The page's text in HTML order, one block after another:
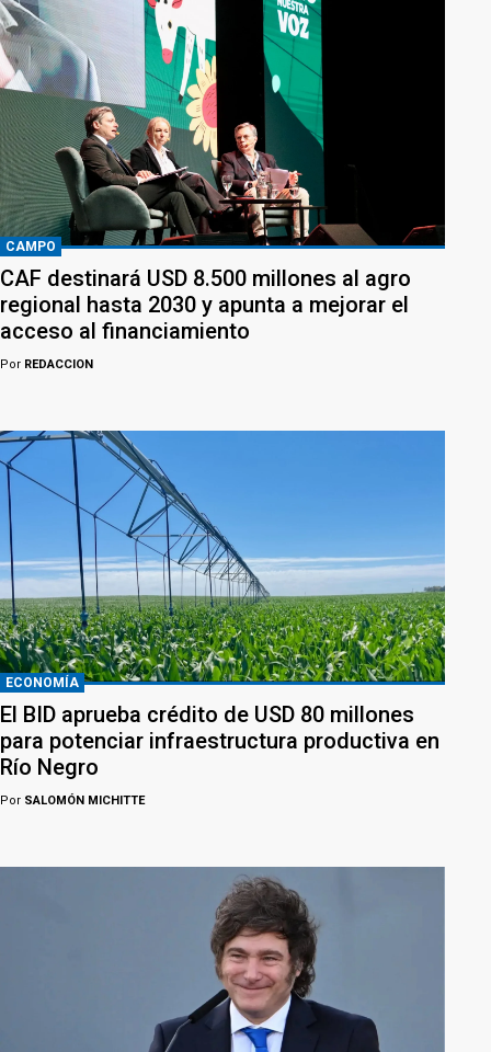
CAMPO
CAF destinará USD 8.500 millones al agro
regional hasta 2030 y apunta a mejorar el
acceso al financiamiento
Por REDACCION
ECONOMÍA
El BID aprueba crédito de USD 80 millones
para potenciar infraestructura productiva en
Río Negro
Por SALOMÓN MICHITTE